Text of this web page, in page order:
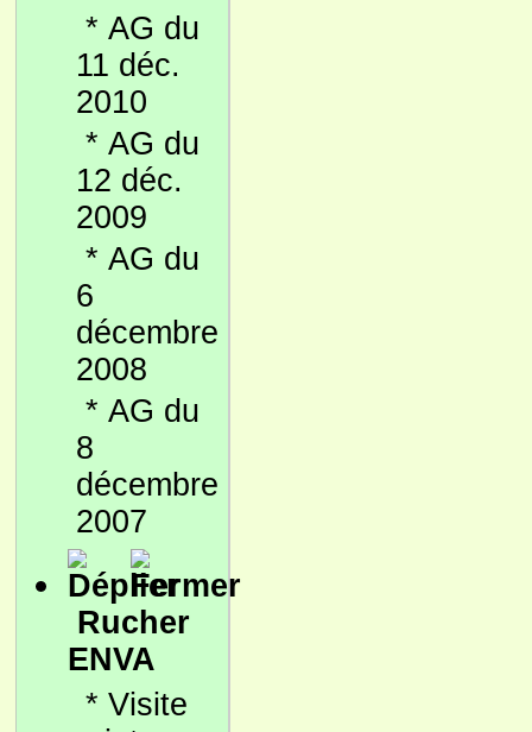
* AG du
11 déc.
2010
* AG du
12 déc.
2009
* AG du
6
décembre
2008
* AG du
8
décembre
2007
Rucher
ENVA
* Visite